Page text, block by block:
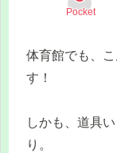
Pocket
体育館でも、
す！
しかも、道具
り。